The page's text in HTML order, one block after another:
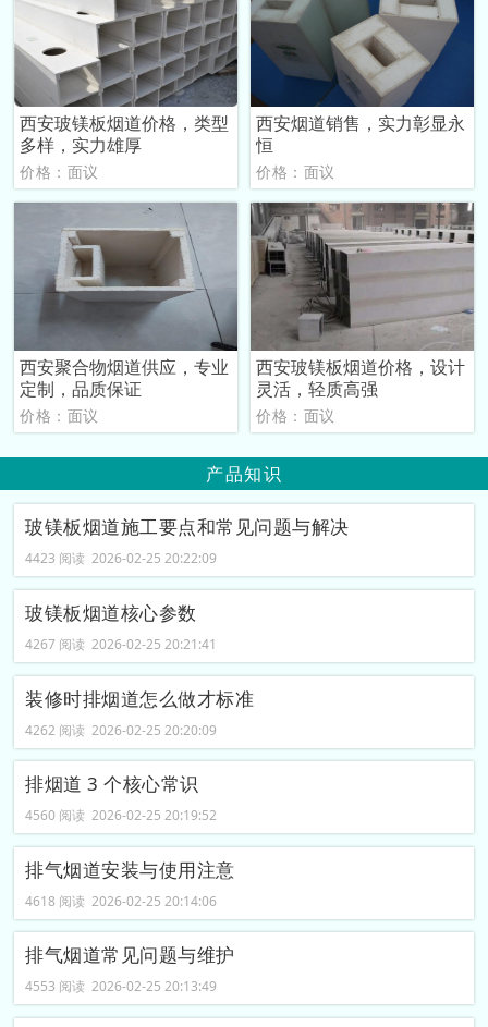
西安玻镁板烟道价格，类型
多样，实力雄厚
价格：面议
西安烟道销售，实力彰显永
恒
价格：面议
西安聚合物烟道供应，专业
定制，品质保证
价格：面议
西安玻镁板烟道价格，设计
灵活，轻质高强
价格：面议
产品知识
玻镁板烟道施工要点和常见问题与解决
4423 阅读 2026-02-25 20:22:09
玻镁板烟道核心参数
4267 阅读 2026-02-25 20:21:41
装修时排烟道怎么做才标准
4262 阅读 2026-02-25 20:20:09
排烟道 3 个核心常识
4560 阅读 2026-02-25 20:19:52
排气烟道安装与使用注意
4618 阅读 2026-02-25 20:14:06
排气烟道常见问题与维护
4553 阅读 2026-02-25 20:13:49